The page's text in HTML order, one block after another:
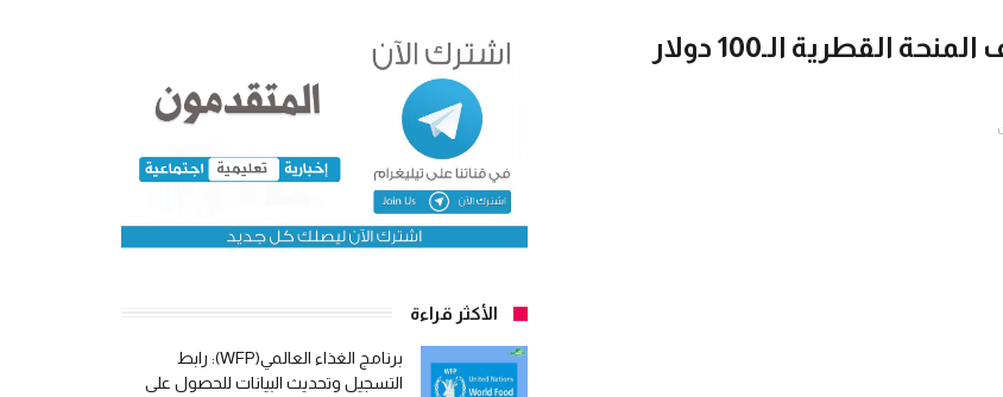
وزارة التنمية الاجتماعية تعلن معايير صرف المنحة القطرية الـ100 دولار
الأكثر قراءة
برنامج الغذاء العالمي(WFP): رابط
التسجيل وتحديث البيانات للحصول على